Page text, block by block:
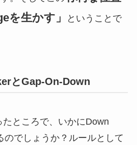
を生かす」
ということで
とGap-On-Down
ところで、いかにDown
のでしょうか？ルールとして